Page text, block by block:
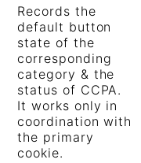
Records the
default button
state of the
corresponding
category & the
status of CCPA.
It works only in
coordination with
the primary
cookie.